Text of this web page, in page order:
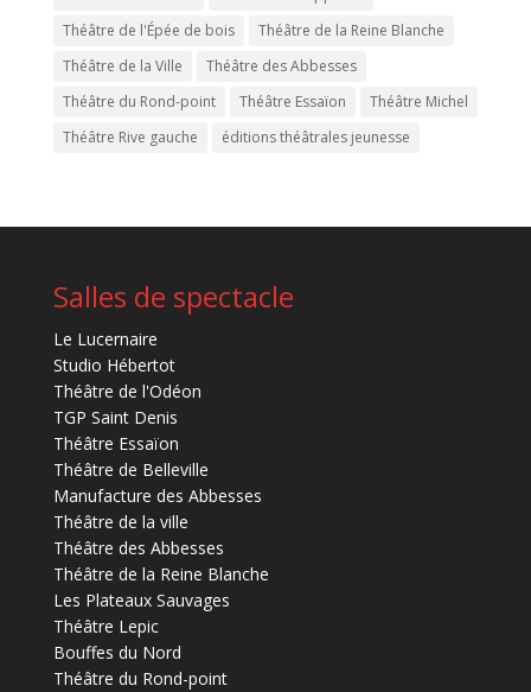
Théâtre de l'Épée de bois
Théâtre de la Reine Blanche
Théâtre de la Ville
Théâtre des Abbesses
Théâtre du Rond-point
Théâtre Essaïon
Théâtre Michel
Théâtre Rive gauche
éditions théâtrales jeunesse
Salles de spectacle
Le Lucernaire
Studio Hébertot
Théâtre de l'Odéon
TGP Saint Denis
Théâtre Essaïon
Théâtre de Belleville
Manufacture des Abbesses
Théâtre de la ville
Théâtre des Abbesses
Théâtre de la Reine Blanche
Les Plateaux Sauvages
Théâtre Lepic
Bouffes du Nord
Théâtre du Rond-point